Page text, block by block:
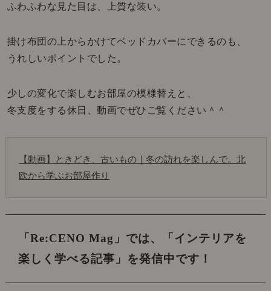
ふわふわな見た目は、上質な装い。
掛け布団の上からかけてベッドカバーにできるのも、
うれしいポイントでした。
少しの変化で楽しむお部屋の模様替えと、
冬支度をする休日、動画でぜひご覧ください＾＾
【動画】ときどき、古いもの｜冬の訪れを楽しんで。北
欧から学ぶお部屋作り
「Re:CENO Mag」では、
「インテリアを
楽しく学べる記事」を発信中です！